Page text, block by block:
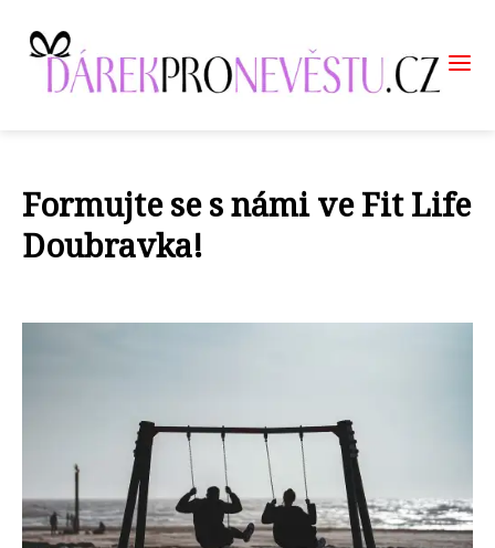
Formujte se s námi ve Fit Life
Doubravka!